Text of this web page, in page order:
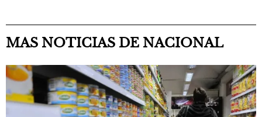
MAS NOTICIAS DE NACIONAL